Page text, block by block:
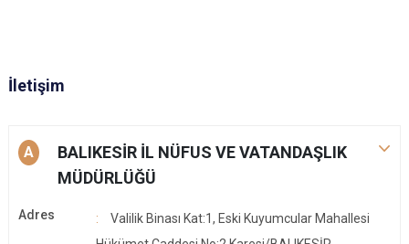
İletişim
A
BALIKESİR İL NÜFUS VE VATANDAŞLIK
MÜDÜRLÜĞÜ
Adres
Valilik Binası Kat:1, Eski Kuyumcular Mahallesi